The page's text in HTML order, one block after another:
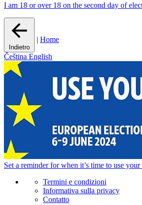
I am 18 or over 18 on the second day of
Indietro
| Home
Čeština English
Set a reminderfor when it’s time to use your
Termini e condizioni
Informativa sulla privacy
Contatto